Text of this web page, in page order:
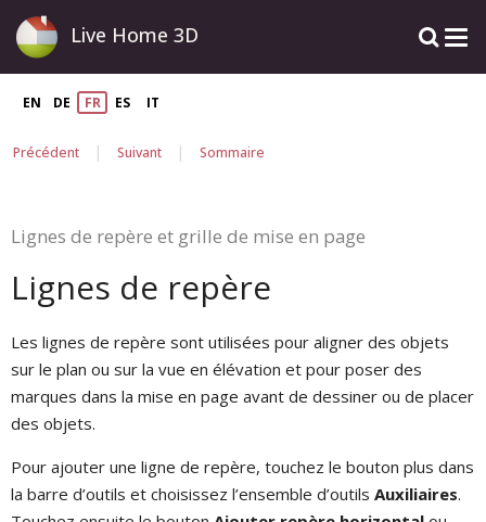
Live Home 3D
EN DE FR ES IT
Précédent | Suivant | Sommaire
Lignes de repère et grille de mise en page
Lignes de repère
Les lignes de repère sont utilisées pour aligner des objets
sur le plan ou sur la vue en élévation et pour poser des
marques dans la mise en page avant de dessiner ou de placer
des objets.
Pour ajouter une ligne de repère, touchez le bouton plus dans
la barre d’outils et choisissez l’ensemble d’outils Auxiliaires.